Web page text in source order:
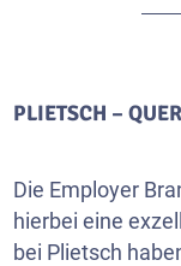
PLIETSCH –
Die Employer
hierbei eine
bei Plietsch